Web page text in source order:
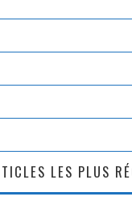
LES PLUS